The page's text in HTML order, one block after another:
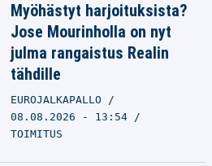
Myöhästyt harjoituksista?
Jose Mourinholla on nyt
julma rangaistus Realin
tähdille
EUROJALKAPALLO
08.08.2026 - 13:54
TOIMITUS